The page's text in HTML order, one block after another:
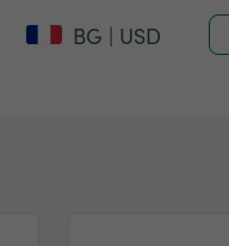
BG | USD